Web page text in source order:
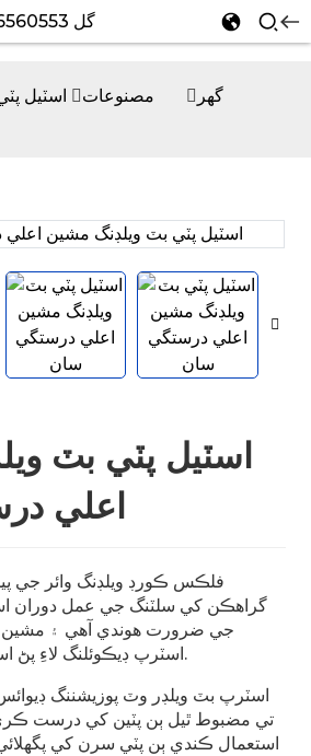
گھر مصنوعات
اسٽيل
اسٽيل پٽي بٽ
اعلي
فلڪس ڪورڊ ويلڊنگ وائر جي
گراهڪن کي سلٽنگ جي عمل دوران
جي ضرورت هوندي آهي ۽ مشين
اسٽرپ ڊيڪوئلنگ لاءِ پڻ استعمال ڪيو ويندو آهي.
اسٽرپ بٽ ويلڊر وٽ پوزيشننگ
تي مضبوط ٿيل ٻن پٽين کي درست
استعمال ڪندي ٻن پٽي سرن کي